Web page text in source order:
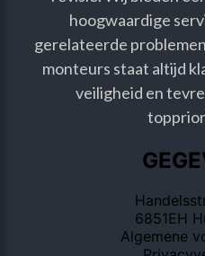
hoogwaardige
gerelateerde
monteurs staat altijd
veiligheid en
6851EH
Algemene